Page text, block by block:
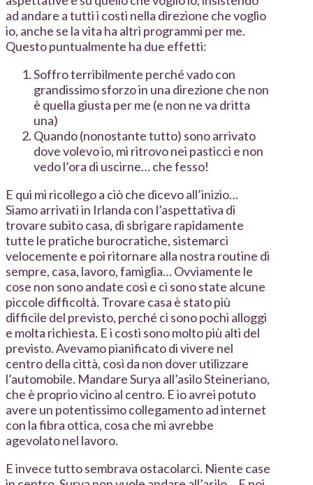
ad andare a tutti i costi nella direzione che voglio
io, anche se la vita ha altri programmi per me.
Questo puntualmente ha due effetti:
Soffro terribilmente perché vado con
grandissimo sforzo in una direzione che non
è quella giusta per me (e non ne va dritta
una)
Quando (nonostante tutto) sono arrivato
dove volevo io, mi ritrovo nei pasticci e non
vedo l’ora di uscirne… che fesso!
E qui mi ricollego a ciò che dicevo all’inizio…
Siamo arrivati in Irlanda con l’aspettativa di
trovare subito casa, di sbrigare rapidamente
tutte le pratiche burocratiche, sistemarci
velocemente e poi ritornare alla nostra routine di
sempre, casa, lavoro, famiglia… Ovviamente le
cose non sono andate così e ci sono state alcune
piccole difficoltà. Trovare casa è stato più
difficile del previsto, perché ci sono pochi alloggi
e molta richiesta. E i costi sono molto più alti del
previsto. Avevamo pianificato di vivere nel
centro della città, così da non dover utilizzare
l’automobile. Mandare Surya all’asilo Steineriano,
che è proprio vicino al centro. E io avrei potuto
avere un potentissimo collegamento ad internet
con la fibra ottica, cosa che mi avrebbe
agevolato nel lavoro.
E invece tutto sembrava ostacolarci. Niente case